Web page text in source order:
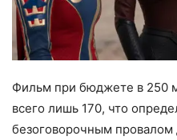
Фильм при бюджете в 250
всего лишь 170, что
безоговорочным